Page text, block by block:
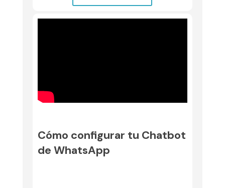
Cómo configurar tu Chatbot
de WhatsApp